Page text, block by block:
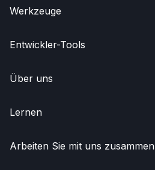
Werkzeuge
Entwickler-Tools
Über uns
Lernen
Arbeiten Sie mit uns zusammen